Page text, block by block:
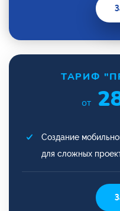
ТАРИФ
от
Создание
для сложных